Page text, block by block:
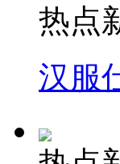
热点
汉服